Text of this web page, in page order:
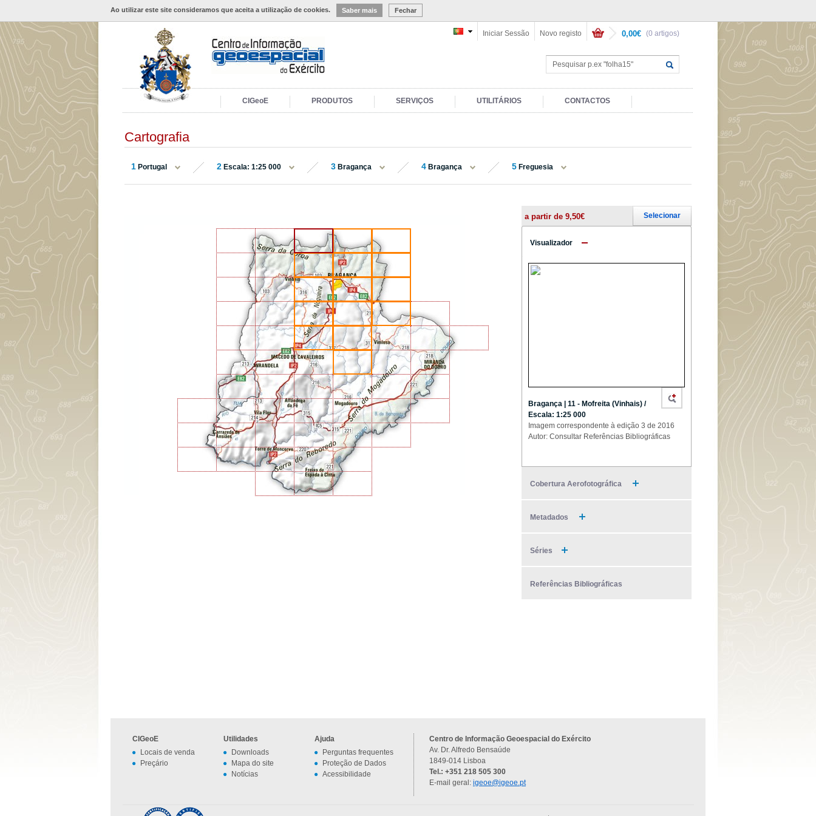
Ao utilizar este site consideramos que aceita a utilização de cookies. Saber mais Fechar
(0 artigos)
0,00€
Novo registo
Iniciar Sessão
CIGeoE PRODUTOS SERVIÇOS UTILITÁRIOS CONTACTOS
Cartografia
1 Portugal 2 Escala: 1:25 000 3 Bragança 4 Bragança 5 Freguesia
a partir de 9,50€ Selecionar
Visualizador
Bragança | 11 - Mofreita (Vinhais) /
Escala: 1:25 000
Imagem correspondente à edição 3 de 2016
Autor: Consultar Referências Bibliográficas
Cobertura Aerofotográfica
Metadados
Séries
Referências Bibliográficas
CIGeoE
Locais de venda
Preçário
Utilidades
Downloads
Mapa do site
Notícias
Ajuda
Perguntas frequentes
Proteção de Dados
Acessibilidade
Centro de Informação Geoespacial do Exército
Av. Dr. Alfredo Bensaúde
1849-014 Lisboa
Tel.: +351 218 505 300
E-mail geral: igeoe@igeoe.pt